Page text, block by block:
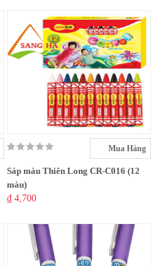
Mua Hàng
Sáp màu Thiên Long CR-C016 (12
màu)
₫ 4,700